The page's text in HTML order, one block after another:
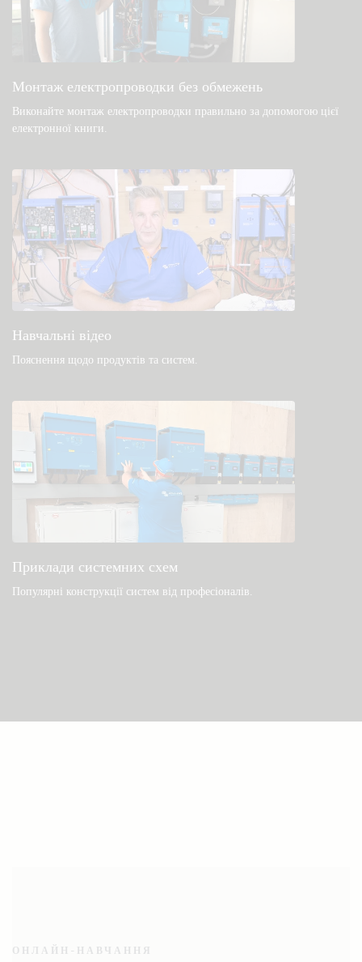
Загальні файли для завантаження та
документація
Монтаж електропроводки без обмежень
Виконайте монтаж електропроводки правильно за допомогою цієї
електронної книги.
Навчальні відео
Пояснення щодо продуктів та систем.
Приклади системних схем
Популярні конструкції систем від професіоналів.
ОНЛАЙН-НАВЧАННЯ